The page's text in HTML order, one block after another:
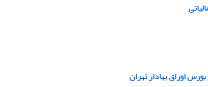
اوراق بهادار تهران